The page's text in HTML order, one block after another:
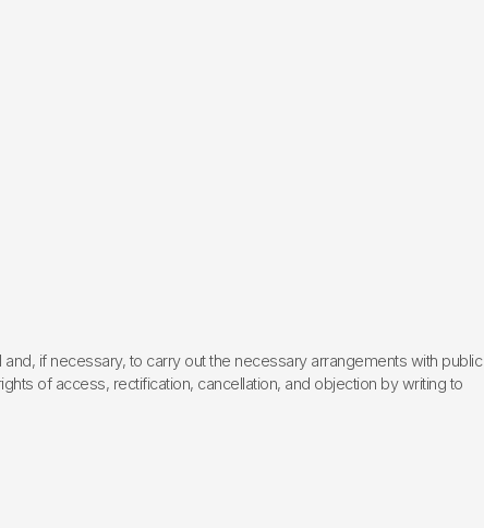
if necessary, to carry out the necessary arrangements with public
of access, rectification, cancellation, and objection by writing to